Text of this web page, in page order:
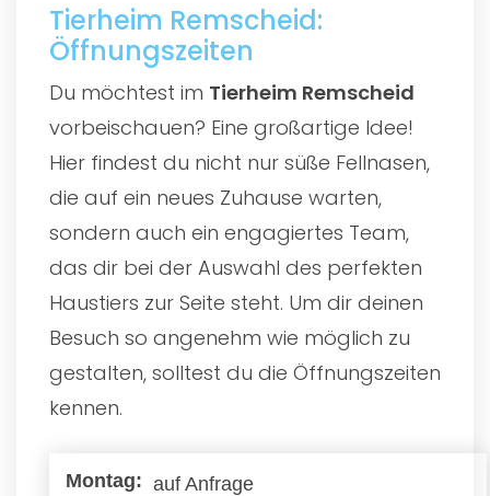
Tierheim Remscheid:
Öffnungszeiten
Du möchtest im Tierheim Remscheid
vorbeischauen? Eine großartige Idee!
Hier findest du nicht nur süße Fellnasen,
die auf ein neues Zuhause warten,
sondern auch ein engagiertes Team,
das dir bei der Auswahl des perfekten
Haustiers zur Seite steht. Um dir deinen
Besuch so angenehm wie möglich zu
gestalten, solltest du die Öffnungszeiten
kennen.
auf Anfrage